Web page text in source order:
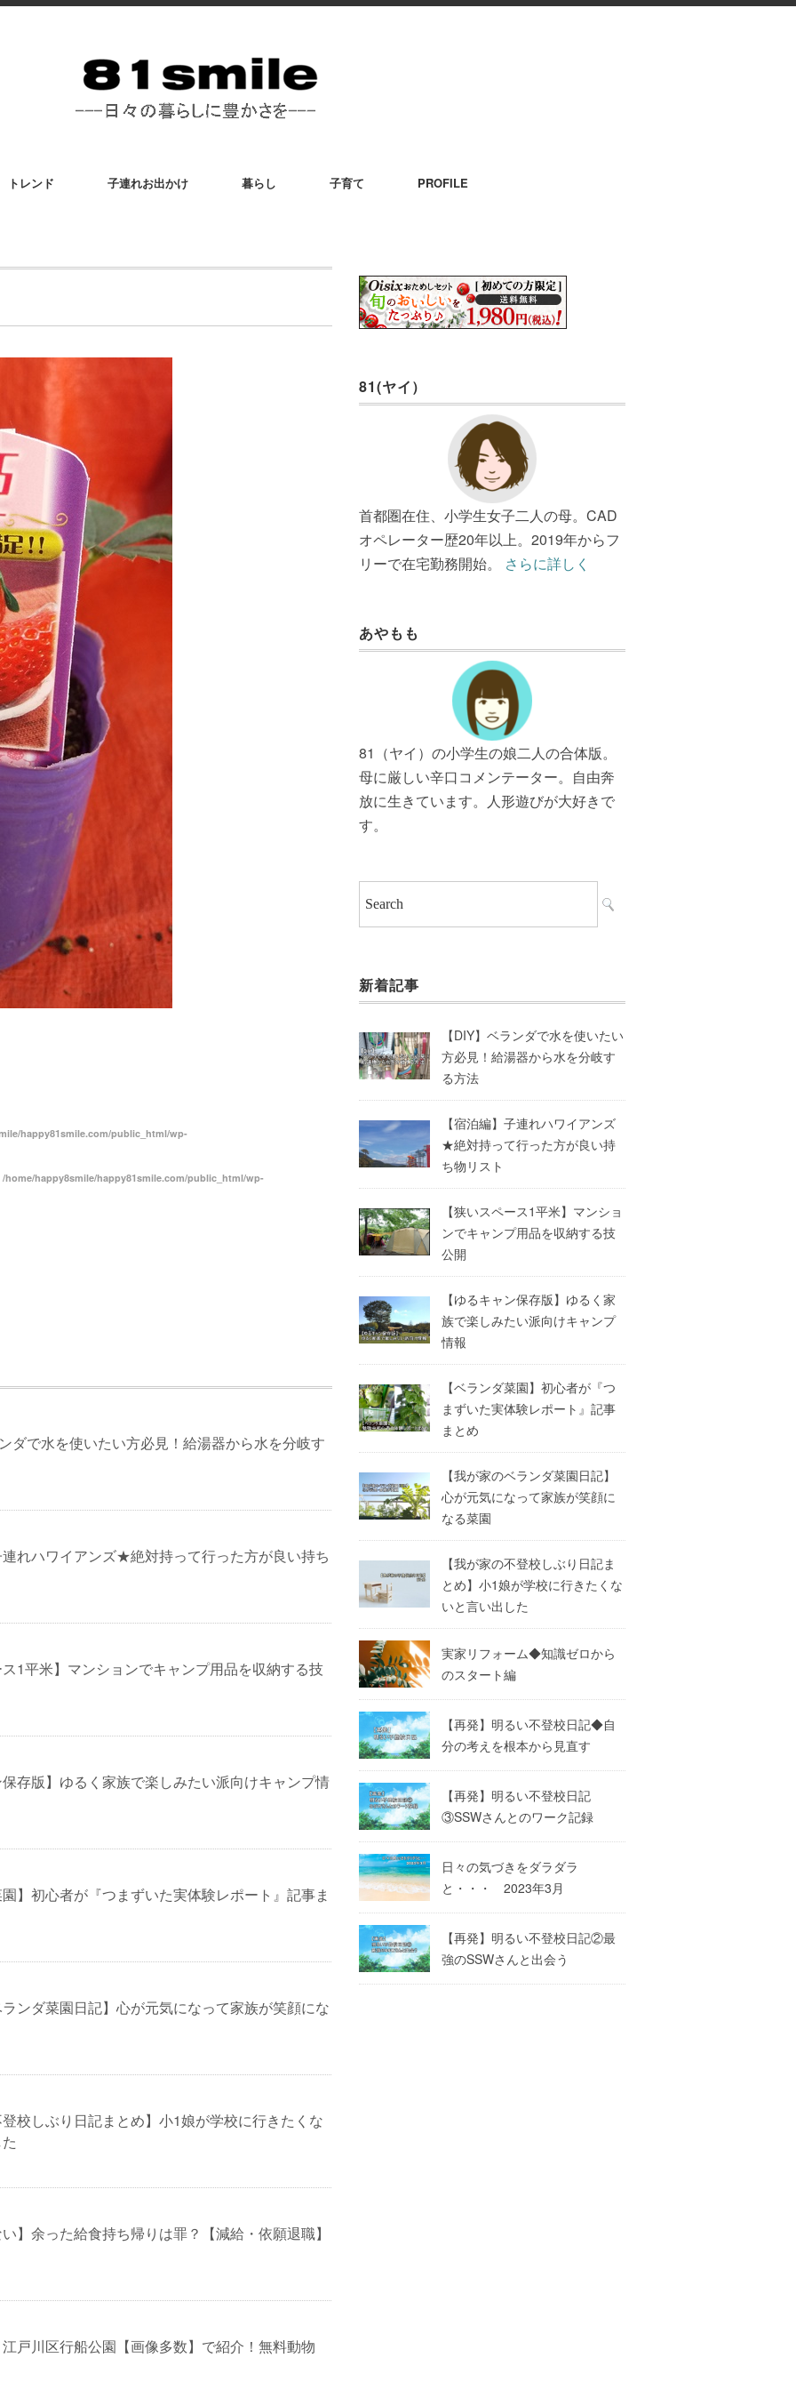
トレンド 子連れお出かけ 暮らし 子育て PROFILE
happy81smile.com/public_html/wp-
/home/happy8smile/happy81smile.com/public_html/wp-
ダで水を使いたい方必見！給湯器から水を分岐す
連れハワイアンズ★絶対持って行った方が良い持ち
ス1平米】マンションでキャンプ用品を収納する技
保存版】ゆるく家族で楽しみたい派向けキャンプ情
園】初心者が『つまずいた実体験レポート』記事ま
ランダ菜園日記】心が元気になって家族が笑顔にな
登校しぶり日記まとめ】小1娘が学校に行きたくな
い】余った給食持ち帰りは罪？【減給・依願退職】
戸川区行船公園【画像多数】で紹介！無料動物
81(ヤイ）
首都圏在住、小学生女子二人の母。CAD
オペレーター歴20年以上。2019年からフ
リーで在宅勤務開始。 さらに詳しく
あやもも
81（ヤイ）の小学生の娘二人の合体版。
母に厳しい辛口コメンテーター。自由奔
放に生きています。人形遊びが大好きで
す。
新着記事
【DIY】ベランダで水を使いたい
方必見！給湯器から水を分岐す
る方法
【宿泊編】子連れハワイアンズ
★絶対持って行った方が良い持
ち物リスト
【狭いスペース1平米】マンショ
ンでキャンプ用品を収納する技
公開
【ゆるキャン保存版】ゆるく家
族で楽しみたい派向けキャンプ
情報
【ベランダ菜園】初心者が『つ
まずいた実体験レポート』記事
まとめ
【我が家のベランダ菜園日記】
心が元気になって家族が笑顔に
なる菜園
【我が家の不登校しぶり日記ま
とめ】小1娘が学校に行きたくな
いと言い出した
実家リフォーム◆知識ゼロから
のスタート編
【再発】明るい不登校日記◆自
分の考えを根本から見直す
【再発】明るい不登校日記
③SSWさんとのワーク記録
日々の気づきをダラダラ
と・・・ 2023年3月
【再発】明るい不登校日記②最
強のSSWさんと出会う